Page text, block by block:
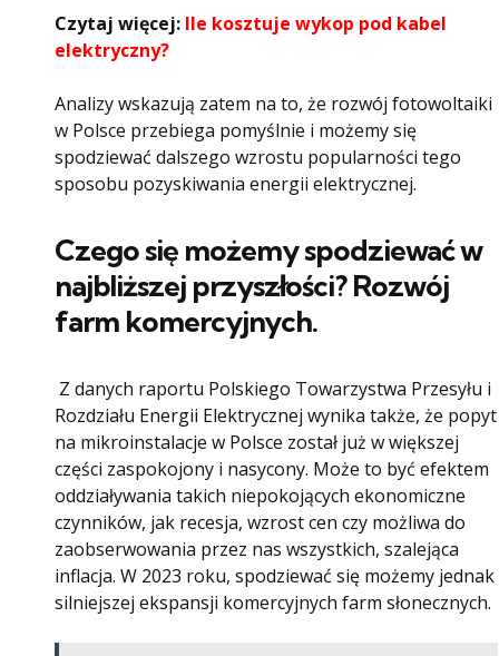
Czytaj więcej: Ile kosztuje wykop pod kabel
elektryczny?
Analizy wskazują zatem na to, że rozwój fotowoltaiki
w Polsce przebiega pomyślnie i możemy się
spodziewać dalszego wzrostu popularności tego
sposobu pozyskiwania energii elektrycznej.
Czego się możemy spodziewać w
najbliższej przyszłości? Rozwój
farm komercyjnych.
Z danych raportu Polskiego Towarzystwa Przesyłu i
Rozdziału Energii Elektrycznej wynika także, że popyt
na mikroinstalacje w Polsce został już w większej
części zaspokojony i nasycony. Może to być efektem
oddziaływania takich niepokojących ekonomiczne
czynników, jak recesja, wzrost cen czy możliwa do
zaobserwowania przez nas wszystkich, szalejąca
inflacja. W 2023 roku, spodziewać się możemy jednak
silniejszej ekspansji komercyjnych farm słonecznych.